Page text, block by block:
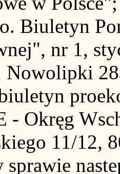
Biuletyn
nr 1,
- Okręg
11/12,
sprawie